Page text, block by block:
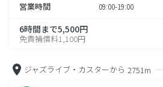
営業時間 09:00-19:00
6時間まで5,500円
免責補償料1,100円
ジャズライブ・カスターから 2751m